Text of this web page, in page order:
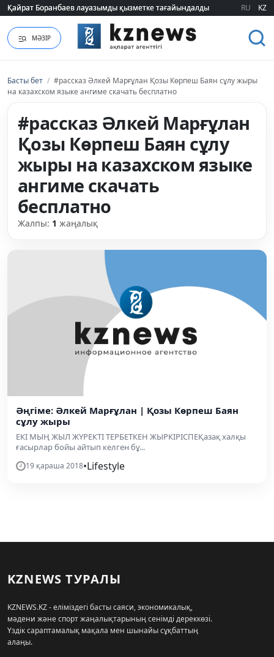
Қайрат Боранбаев лауазымды қызметке тағайындалды
Қайрат Боранбаев лауазымды қызметке тағайындалды RU KZ
МӘЗІР
Басты бет / #рассказ Әлкей Марғұлан Қозы Көрпеш Баян сұлу жыры
на казахском языке ангиме скачать бесплатно
#рассказ Әлкей Марғұлан
Қозы Көрпеш Баян сұлу
жыры на казахском языке
ангиме скачать
бесплатно
Жалпы: 1 жаңалық
Әңгіме: Әлкей Марғұлан | Қозы Көрпеш Баян
сұлу жыры
ЕКІ МЫҢ ЖЫЛ ЖҮРЕКТІ ТЕРБЕТКЕН ЖЫРКІРІСПЕҚазақ халқы
ғасырлар бойы айтып келген бұ...
19 қараша 2018•Lifestyle
KZNEWS ТУРАЛЫ
KZNEWS.KZ - еліміздегі басты саяси, экономикалық,
мәдени және спорт жаңалықтарының сенімді дереккөзі.
Үздік сараптамалық мақала мен шынайы сұқбаттың
алаңы.